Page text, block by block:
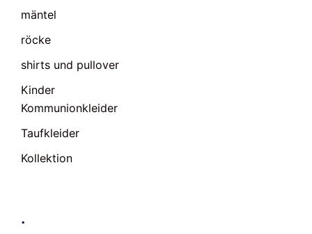
mäntel
röcke
shirts und pullover
Kinder
Kommunionkleider
Taufkleider
Kollektion
.